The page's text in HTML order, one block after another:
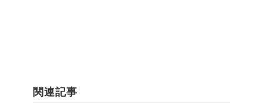
関連記事